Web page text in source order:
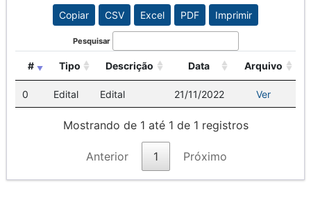
Copiar CSV Excel PDF Imprimir
Pesquisar
# Tipo Descrição Data Arquivo
0 Edital Edital 21/11/2022 Ver
Mostrando de 1 até 1 de 1 registros
Anterior 1 Próximo